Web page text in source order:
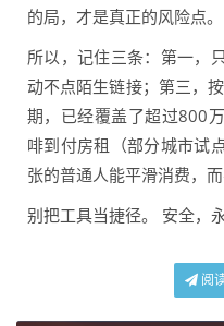
的局，才是真正的风险点。
所以，记住三条：第一，
动不点陌生链接；第三，
期，已经覆盖了超过800
啡到付房租（部分城市试
张的普通人能平滑消费，
别把工具当捷径。 安全，
阅